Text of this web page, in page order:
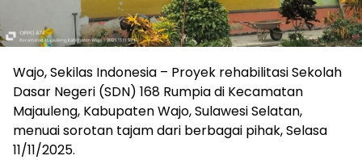
Wajo, Sekilas Indonesia – Proyek rehabilitasi Sekolah
Dasar Negeri (SDN) 168 Rumpia di Kecamatan
Majauleng, Kabupaten Wajo, Sulawesi Selatan,
menuai sorotan tajam dari berbagai pihak, Selasa
11/11/2025.